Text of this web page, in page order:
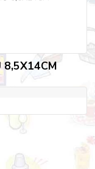
8,5X14CM